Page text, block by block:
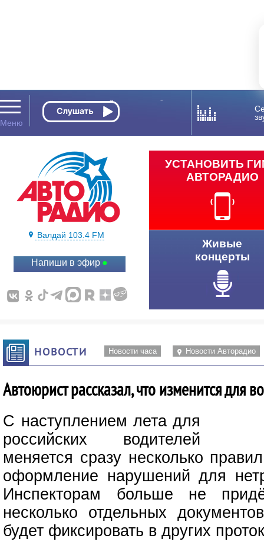
Валдай 103.4 FM
Напиши в эфир
УСТАНОВИТЬ
АВТОРАДИО
Живые
концерты
НОВОСТИ Новости часа Новости Авторадио
Автоюрист рассказал, что изменится для
С наступлением лета для
российских водителей
меняется сразу несколько
оформление нарушений для
Инспекторам больше не
несколько отдельных
будет фиксировать в других